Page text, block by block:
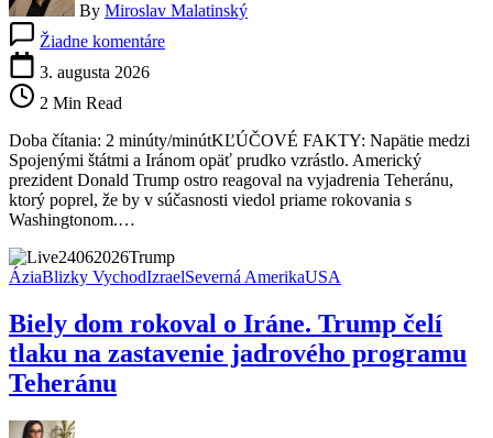
By Miroslav Malatinský
Žiadne komentáreTrump
o
úplnej
kontrole
Hormuzského
žiada
kapituláciu
3. augusta 2026
2 Min Read
Doba čítania: 2 minúty/minútKĽÚČOVÉ FAKTY: Napätie medzi
Spojenými štátmi a Iránom opäť prudko vzrástlo. Americký
prezident Donald Trump ostro reagoval na vyjadrenia Teheránu,
ktorý poprel, že by v súčasnosti viedol priame rokovania s
Washingtonom.…
ÁziaBlizky VychodIzraelSeverná AmerikaUSA
Biely dom rokoval o Iráne. Trump čelí
tlaku na zastavenie jadrového programu
Teheránu